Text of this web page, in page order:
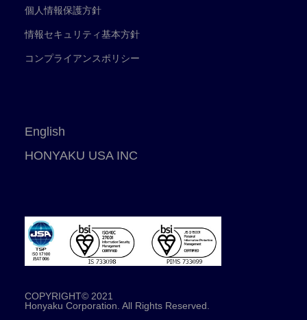
個人情報保護方針
情報セキュリティ基本方針
コンプライアンスポリシー
English
HONYAKU USA INC
COPYRIGHT© 2021
Honyaku Corporation. All Rights Reserved.